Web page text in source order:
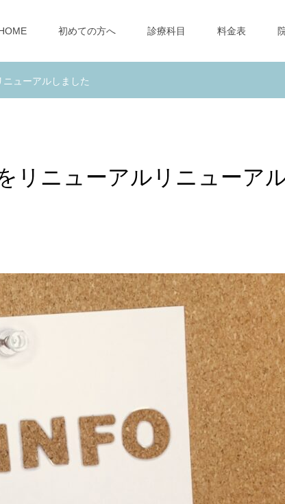
初めての方へ 診療科目 料金表
ニューアルしました
リニューアルリニューア